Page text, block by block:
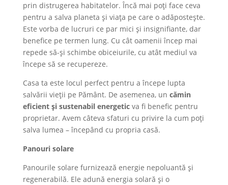
prin distrugerea habitatelor. Încă mai poți face ceva
pentru a salva planeta și viața pe care o adăpostește.
Este vorba de lucruri ce par mici și insignifiante, dar
benefice pe termen lung. Cu cât oamenii încep mai
repede să-și schimbe obiceiurile, cu atât mediul va
începe să se recupereze.
Casa ta este locul perfect pentru a începe lupta
salvării vieții pe Pământ. De asemenea, un cămin
eficient și sustenabil energeticva fi benefic pentru
proprietar. Avem câteva sfaturi cu privire la cum poți
salva lumea – începând cu propria casă.
Panouri solare
Panourile solare furnizează energie nepoluantă și
regenerabilă. Ele adună energia solară și o